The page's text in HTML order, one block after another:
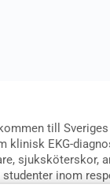
till
klinisk EKG-
sjuksköterskor,
studenter inom